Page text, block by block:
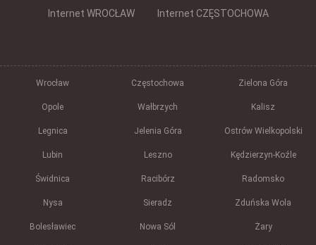
Internet WROCŁAW Internet CZĘSTOCHOWA
Wrocław Częstochowa Zielona Góra
Opole Wałbrzych Kalisz
Legnica Jelenia Góra Ostrów Wielkopolski
Lubin Leszno Kędzierzyn-Koźle
Świdnica Racibórz Radomsko
Nysa Sieradz Zduńska Wola
Bolesławiec Nowa Sól Żary